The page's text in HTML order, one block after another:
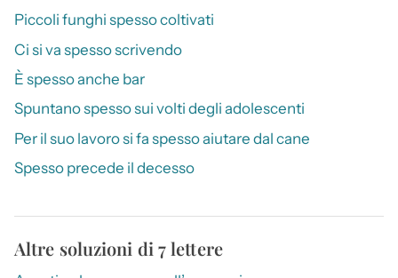
Piccoli funghi spesso coltivati
Ci si va spesso scrivendo
È spesso anche bar
Spuntano spesso sui volti degli adolescenti
Per il suo lavoro si fa spesso aiutare dal cane
Spesso precede il decesso
Altre soluzioni di 7 lettere